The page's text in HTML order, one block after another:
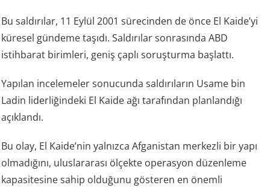
Bu saldırılar, 11 Eylül 2001 sürecinden de önce El Kaide’yi
küresel gündeme taşıdı. Saldırılar sonrasında ABD
istihbarat birimleri, geniş çaplı soruşturma başlattı.
Yapılan incelemeler sonucunda saldırıların Usame bin
Ladin liderliğindeki El Kaide ağı tarafından planlandığı
açıklandı.
Bu olay, El Kaide’nin yalnızca Afganistan merkezli bir yapı
olmadığını, uluslararası ölçekte operasyon düzenleme
kapasitesine sahip olduğunu gösteren en önemli